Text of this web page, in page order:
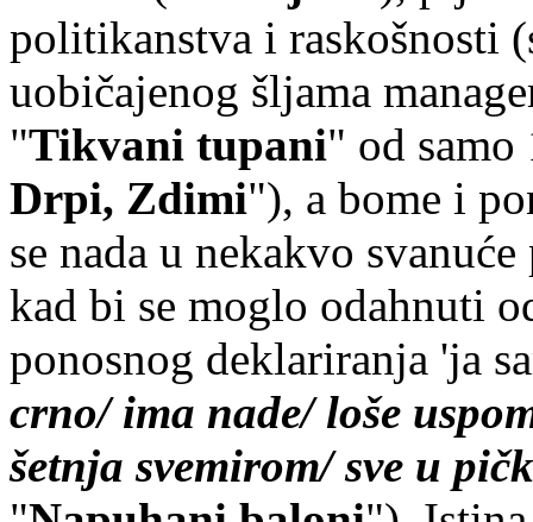
politikanstva i raskošnosti
uobičajenog šljama
"Tikvani tupani" od
Drpi, Zdimi"), a bome i
se nada u nekakvo
kad bi se moglo odahnuti
ponosnog deklariranja 'ja
crno/ ima nade/ loše
šetnja svemirom/ sve u